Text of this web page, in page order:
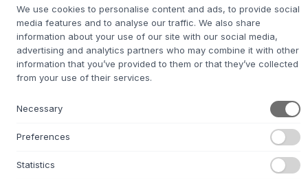
+
odBabybay
właściwości. Drewno jest starannie obrobione, a
We use cookies to personalise content and ads, to provide social
media features and to analyse our traffic. We also share
information about your use of our site with our social media,
advertising and analytics partners who may combine it with other
information that you’ve provided to them or that they’ve collected
from your use of their services.
Necessary
Preferences
Statistics